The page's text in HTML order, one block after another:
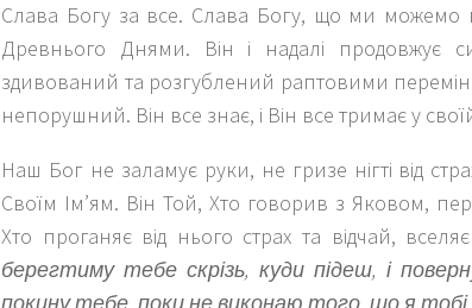
Слава Богу за все. Слава Богу, що ми можемо
Древнього Днями. Він і надалі продовжує
здивований та розгублений раптовими
непорушний. Він все знає, і Він все тримає у
Наш Бог не заламує руки, не гризе нігті від
Своїм Ім’ям. Він Той, Хто говорив з Яковом,
Хто проганяє від нього страх та відчай,
берегтиму тебе скрізь, куди підеш, і